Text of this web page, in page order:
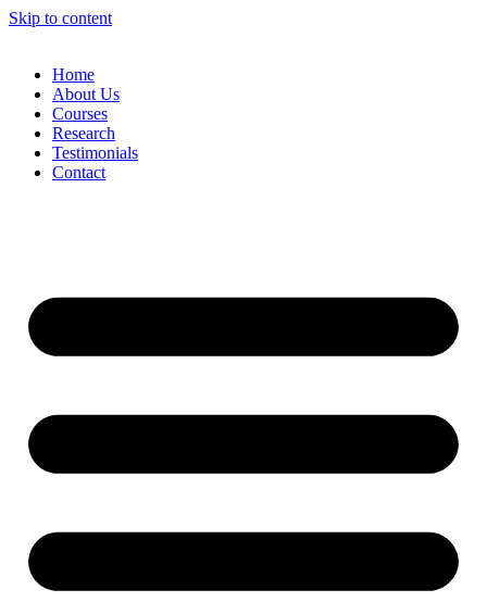
Skip to content
Home
About Us
Courses
Research
Testimonials
Contact